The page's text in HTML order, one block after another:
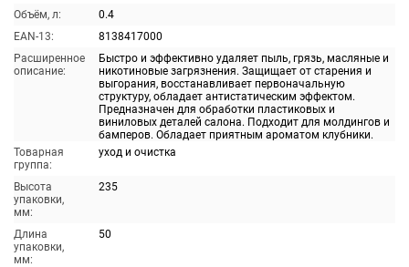
Объём, л:
0.4
EAN-13:
8138417000
Расширенное
описание:
Быстро и эффективно удаляет пыль, грязь, масляные и
никотиновые загрязнения. Защищает от старения и
выгорания, восстанавливает первоначальную
структуру, обладает антистатическим эффектом.
Предназначен для обработки пластиковых и
виниловых деталей салона. Подходит для молдингов и
бамперов. Обладает приятным ароматом клубники.
Товарная
группа:
уход и очистка
Высота
упаковки,
мм:
235
Длина
упаковки,
мм:
50